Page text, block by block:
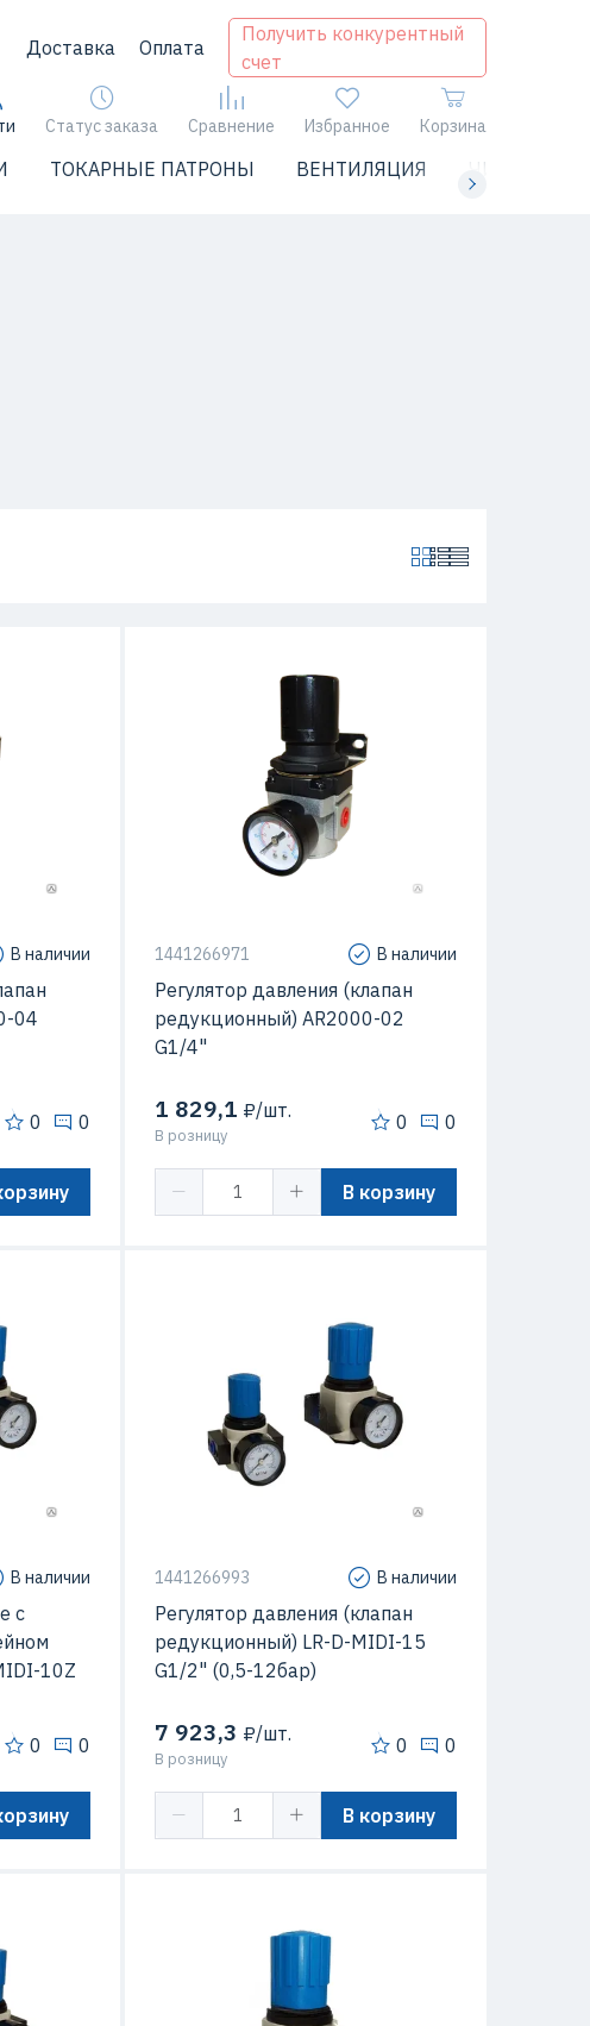
Доставка Оплата
Получить конкурентный
счет
Статус заказа Сравнение Избранное Корзина
ТОКАРНЫЕ ПАТРОНЫ ВЕНТИЛЯЦИЯ ЧИЛЛЕРЫ
В наличии
04
0 0
1441266971 В наличии
Регулятор давления (клапан
редукционный) AR2000-02
G1/4"
1 829,1 ₽/шт.
В розницу
0 0
В корзину
В наличии
с
10Z
0 0
1441266993 В наличии
Регулятор давления (клапан
редукционный) LR-D-MIDI-15
G1/2" (0,5-12бар)
7 923,3 ₽/шт.
В розницу
0 0
В корзину